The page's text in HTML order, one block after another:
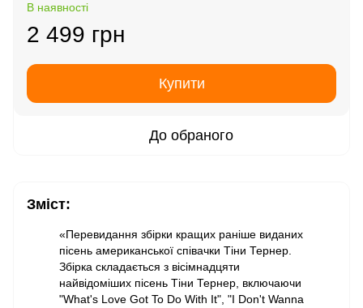
В наявності
2 499 грн
Купити
До обраного
Зміст:
«Перевидання збірки кращих раніше виданих
пісень американської співачки Тіни Тернер.
Збірка складається з вісімнадцяти
найвідоміших пісень Тіни Тернер, включаючи
"What's Love Got To Do With It", "I Don't Wanna